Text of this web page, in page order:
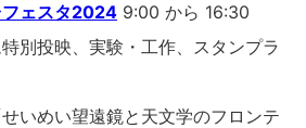
フェスタ2024 9:00 から 16:30
別投映、実験・工作、スタンプラ
いめい望遠鏡と天文学のフロンテ